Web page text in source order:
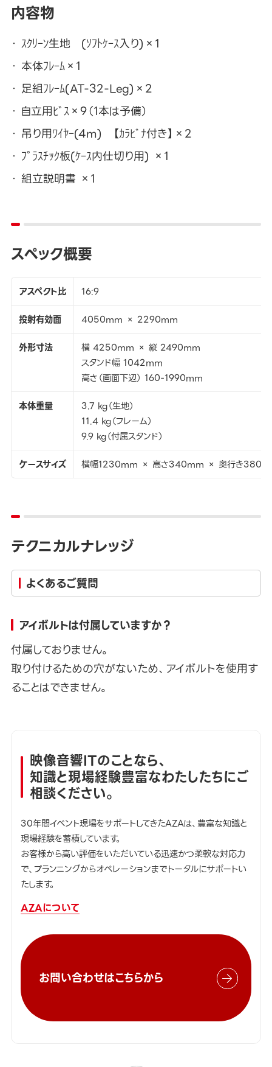
内容物
ｽｸﾘｰﾝ生地 (ｿﾌﾄｹｰｽ入り)×1
本体ﾌﾚｰﾑ×1
足組ﾌﾚｰﾑ(AT-32-Leg)×2
自立用ﾋﾞｽ×9（1本は予備）
吊り用ﾜｲﾔｰ(4m) 【ｶﾗﾋﾞﾅ付き】×2
ﾌﾟﾗｽﾁｯｸ板(ｹｰｽ内仕切り用) ×1
組立説明書 ×1
スペック概要
アスペクト比
16:9
投射有効面
4050mm × 2290mm
外形寸法
横 4250mm × 縦 2490mm
スタンド幅 1042mm
高さ（画面下辺） 160-1990mm
本体重量
3.7 kg（生地）
11.4 kg（フレーム）
9.9 kg（付属スタンド）
ケースサイズ
横幅1230mm × 高さ340mm × 奥行き
テクニカルナレッジ
よくあるご質問
アイボルトは付属していますか？
付属しておりません。
取り付けるための穴がないため、アイボルトを使用す
ることはできません。
映像音響ITのことなら、
知識と現場経験豊富なわたしたちにご
相談ください。
30年間イベント現場をサポートしてきたAZAは、豊富な知識と
現場経験を蓄積しています。
お客様から高い評価をいただいている迅速かつ柔軟な対応力
で、プランニングからオペレーションまでトータルにサポートい
たします。
AZAについて
お問い合わせはこちらから